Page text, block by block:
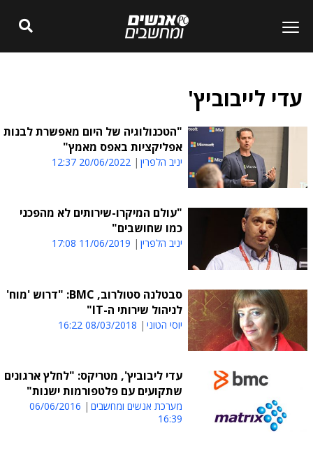
עדי לייבוביץ'
"הטכנולוגיה של היום מאפשרת לבנות
אפליקציות באפס מאמץ"
יניב הלפרין 20/06/2022 12:37
"עולם המיקרו-שירותים לא מהפכני
כמו שחושבים"
יניב הלפרין 11/06/2019 17:08
סבטלנה סטולרוב, BMC: "דרוש 'מוח'
לניהול שירותי ה-IT"
יוסי הטוני 08/03/2018 16:22
עדי ליבוביץ', מטריקס: "לחלץ ארגונים
שתקועים עם פלטפורמות ישנות"
מערכת אנשים ומחשבים
06/06/2016
16:39